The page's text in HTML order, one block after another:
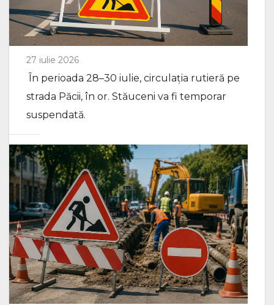
27 iulie 2026
În perioada 28–30 iulie, circulația rutieră pe
strada Păcii, în or. Stăuceni va fi temporar
suspendată.